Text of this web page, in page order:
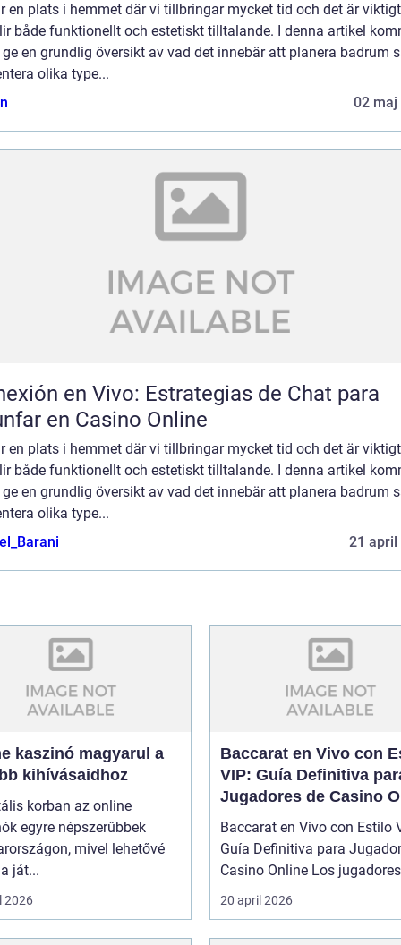
en plats i hemmet där vi tillbringar mycket tid och det är
både funktionellt och estetiskt tilltalande. I denna artikel
en grundlig översikt av vad det innebär att planera badrum
olika type...
02 maj
en Vivo: Estrategias de Chat para
en Casino Online
en plats i hemmet där vi tillbringar mycket tid och det är
både funktionellt och estetiskt tilltalande. I denna artikel
en grundlig översikt av vad det innebär att planera badrum
olika type...
21 april
kaszinó magyarul a
kihívásaidhoz
korban az online
egyre népszerűbbek
mivel lehetővé
ját...
2026
Baccarat en Vivo con
VIP: Guía Definitiva
Jugadores de Casino
Baccarat en Vivo con Estilo
Guía Definitiva para
Casino Online Los
20 april 2026